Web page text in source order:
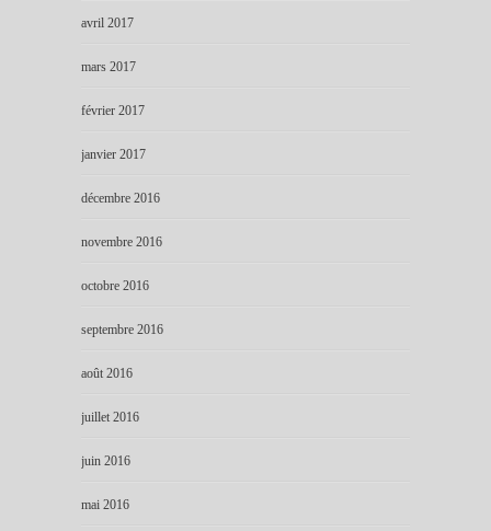
avril 2017
mars 2017
février 2017
janvier 2017
décembre 2016
novembre 2016
octobre 2016
septembre 2016
août 2016
juillet 2016
juin 2016
mai 2016